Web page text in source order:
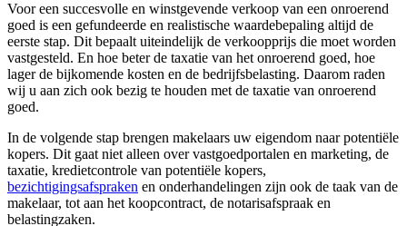
Voor een succesvolle en winstgevende verkoop van een onroerend
goed is een gefundeerde en realistische waardebepaling altijd de
eerste stap. Dit bepaalt uiteindelijk de verkoopprijs die moet worden
vastgesteld. En hoe beter de taxatie van het onroerend goed, hoe
lager de bijkomende kosten en de bedrijfsbelasting. Daarom raden
wij u aan zich ook bezig te houden met de taxatie van onroerend
goed.
In de volgende stap brengen makelaars uw eigendom naar potentiële
kopers. Dit gaat niet alleen over vastgoedportalen en marketing, de
taxatie, kredietcontrole van potentiële kopers,
bezichtigingsafspraken en onderhandelingen zijn ook de taak van de
makelaar, tot aan het koopcontract, de notarisafspraak en
belastingzaken.